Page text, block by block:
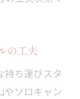
の工夫
持ち運びスタ
やソロキャン